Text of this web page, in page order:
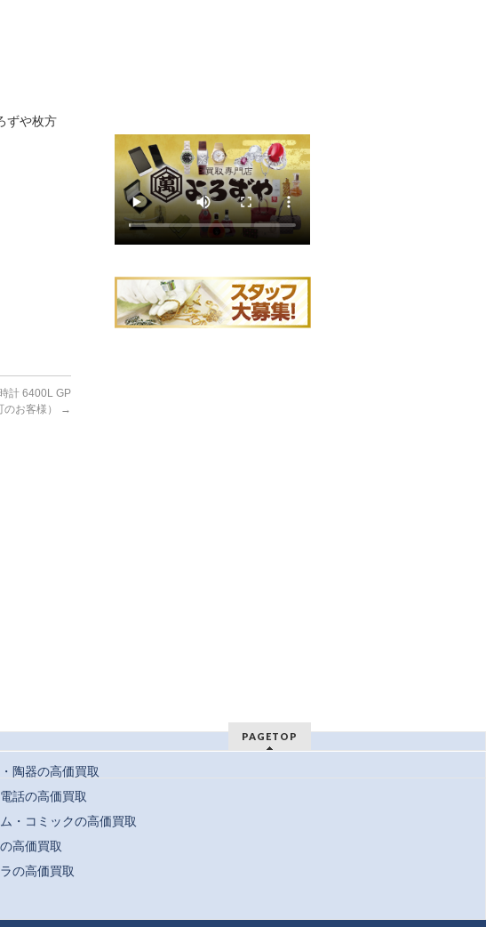
ずや枚方
計 6400L GP
お客様）
→
陶器の高価買取
話の高価買取
・コミックの高価買取
高価買取
の高価買取
PAGETOP